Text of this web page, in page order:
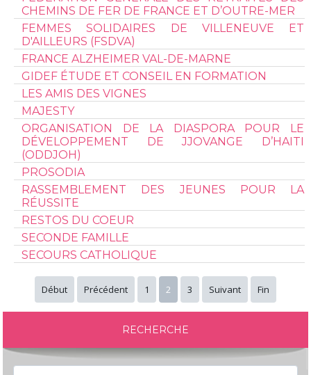
CHEMINS DE FER DE FRANCE ET D’OUTRE-MER
FEMMES SOLIDAIRES DE VILLENEUVE ET
D'AILLEURS (FSDVA)
FRANCE ALZHEIMER VAL-DE-MARNE
GIDEF ÉTUDE ET CONSEIL EN FORMATION
LES AMIS DES VIGNES
MAJESTY
ORGANISATION DE LA DIASPORA POUR LE
DÉVELOPPEMENT DE JJOVANGE D’HAITI
(ODDJOH)
PROSODIA
RASSEMBLEMENT DES JEUNES POUR LA
RÉUSSITE
RESTOS DU COEUR
SECONDE FAMILLE
SECOURS CATHOLIQUE
Début Précédent 1 2 3 Suivant Fin
RECHERCHE